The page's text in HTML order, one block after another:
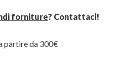
forniture? Contattaci!
partire da 300€